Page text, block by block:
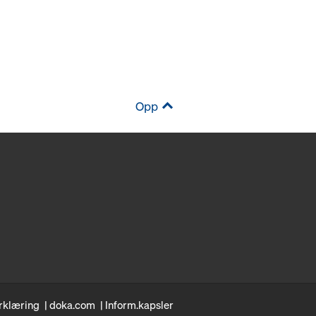
Opp
doka.com Inform.kapsler